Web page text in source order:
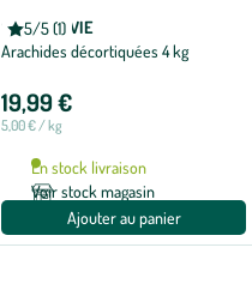
5/5 (1)
Note
moyenne
sur
5
avec
GRAIN DE VIE
Arachides décortiquées 4 kg
19,99 €
5,00 € / kg
En stock livraison
Voir stock magasin
Ajouter au panier